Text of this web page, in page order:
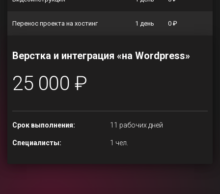
Перенос проекта на хостинг 1 день 0 ₽
Верстка и интеграция «на Wordpress»
25 000 ₽
Срок выполнения: 11 рабочих дней
Специалисты: 1 чел.